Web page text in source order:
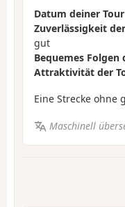
Datum deiner Tour
Zuverlässigkeit
gut
Bequemes Folgen
Attraktivität der
Eine Strecke ohne
Maschinell